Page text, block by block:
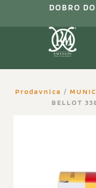
DOBRO
Prodavnica /
BELLOT